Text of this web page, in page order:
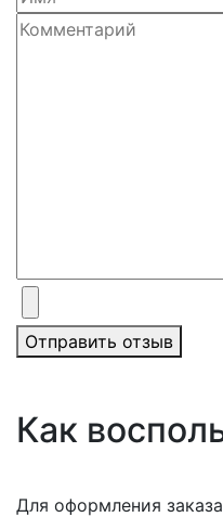
Отправить отзыв
Как
Для оформления